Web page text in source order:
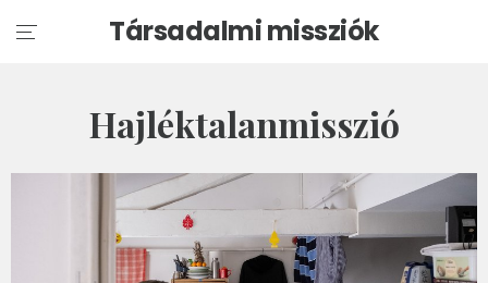
Társadalmi missziók
Hajléktalanmisszió